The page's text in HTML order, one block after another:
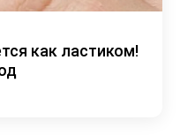
как ластиком!